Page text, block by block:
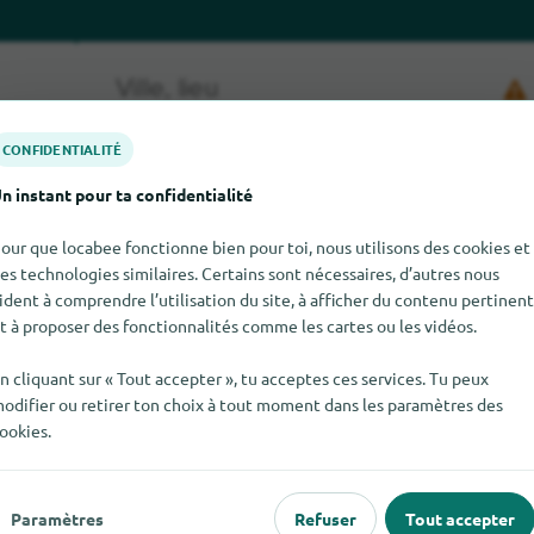
SAVANTS,THE pour le moment. Si tu sais où trouver
CONFIDENTIALITÉ
instant pour ta confidentialité
que locabee fonctionne bien pour toi, nous utilisons des cookies et
technologies similaires. Certains sont nécessaires, d’autres nous
à comprendre l’utilisation du site, à afficher du contenu pertinent
à proposer des fonctionnalités comme les cartes ou les vidéos.
cliquant sur « Tout accepter », tu acceptes ces services. Tu peux
ou retirer ton choix à tout moment dans les paramètres des
Paramètres Refuser Tout accepter